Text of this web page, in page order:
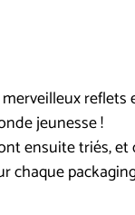
jeunesse !
ensuite triés,
chaque